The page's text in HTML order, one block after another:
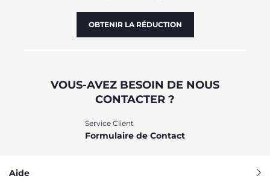
OBTENIR LA RÉDUCTION
VOUS-AVEZ BESOIN DE NOUS
CONTACTER ?
Service Client
Formulaire de Contact
Aide